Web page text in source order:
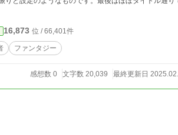
16,873 位 / 66,401件
ファンタジー
感想数 0 文字数 20,039 最終更新日